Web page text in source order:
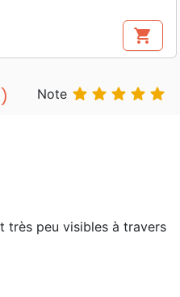
shopping_cart
Note     
très peu visibles à travers